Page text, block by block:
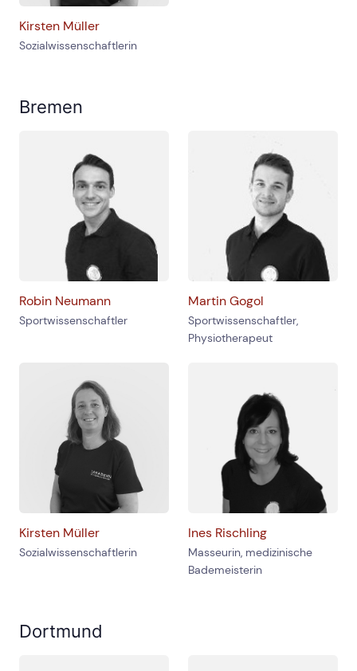
Kirsten Müller
Sozialwissenschaftlerin
Bremen
Robin Neumann
Sportwissenschaftler
Martin Gogol
Sportwissenschaftler,
Physiotherapeut
Kirsten Müller
Sozialwissenschaftlerin
Ines Rischling
Masseurin, medizinische
Bademeisterin
Dortmund